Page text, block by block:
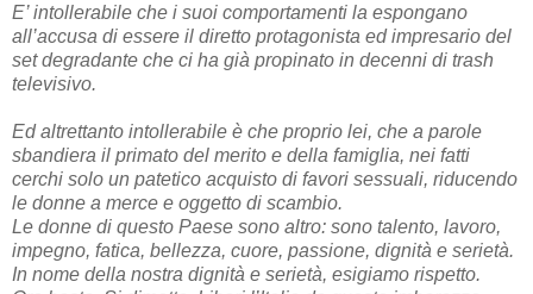
E’ intollerabile che i suoi comportamenti la espongano
all’accusa di essere il diretto protagonista ed impresario del
set degradante che ci ha già propinato in decenni di trash
televisivo.
Ed altrettanto intollerabile è che proprio lei, che a parole
sbandiera il primato del merito e della famiglia, nei fatti
cerchi solo un patetico acquisto di favori sessuali, riducendo
le donne a merce e oggetto di scambio.
Le donne di questo Paese sono altro: sono talento, lavoro,
impegno, fatica, bellezza, cuore, passione, dignità e serietà.
In nome della nostra dignità e serietà, esigiamo rispetto.